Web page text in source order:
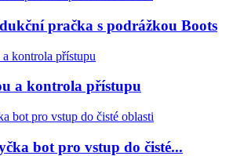
pračka s podrážkou Boots
a kontrola přístupu
bot pro vstup do čisté...